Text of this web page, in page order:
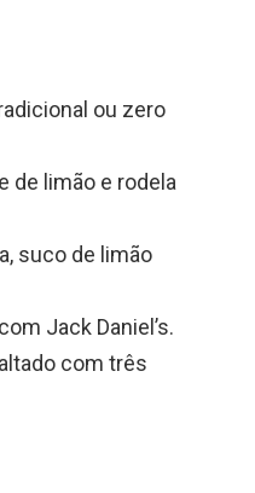
ou zero
de limão e rodela
suco de limão
Jack Daniel’s.
com três